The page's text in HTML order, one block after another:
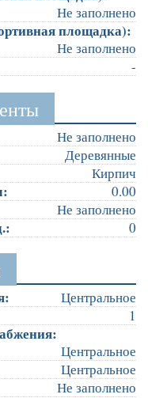
Не заполнено
площадка):
Не заполнено
-
Не заполнено
Деревянные
Кирпич
0.00
Не заполнено
0
Центральное
1
Центральное
Центральное
Не заполнено